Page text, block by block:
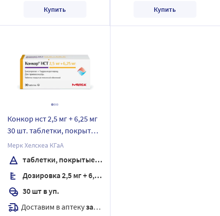
Купить Купить
Конкор нст 2,5 мг + 6,25 мг
30 шт. таблетки, покрытые
пленочной оболочкой
Мерк Хелскеа КГаА
таблетки, покрытые пленочной оболочкой
Дозировка 2,5 мг + 6,25 мг
30 шт в уп.
Доставим в аптекузавтра